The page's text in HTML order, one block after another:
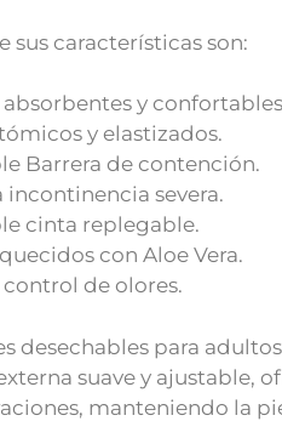
sus características son:
absorbentes y
y elastizados.
Barrera de contención.
incontinencia severa.
cinta replegable.
con Aloe Vera.
control de olores.
desechables para
suave y ajustable,
manteniendo la